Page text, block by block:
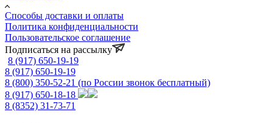
Способы доставки и оплаты
Политика конфиденциальности
Пользовательское соглашение
Подписаться на рассылку
8 (917) 650-19-19
8 (917) 650-19-19
8 (800) 350-52-21 (по России звонок бесплатный)
8 (917) 650-18-18
8 (8352) 31-73-71